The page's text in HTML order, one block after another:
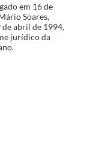
em 16 de
Soares,
de abril de 1994,
jurídico da